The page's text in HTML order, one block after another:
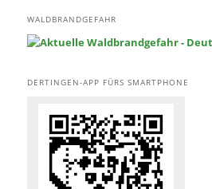
WALDBRANDGEFAHR
DERTINGEN-APP FÜRS SMARTPHONE